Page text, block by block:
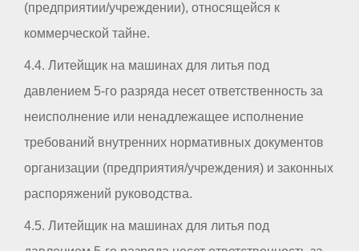
(предприятии/учреждении), относящейся к
коммерческой тайне.
4.4. Литейщик на машинах для литья под
давлением 5-го разряда несет ответственность за
неисполнение или ненадлежащее исполнение
требований внутренних нормативных документов
организации (предприятия/учреждения) и законных
распоряжений руководства.
4.5. Литейщик на машинах для литья под